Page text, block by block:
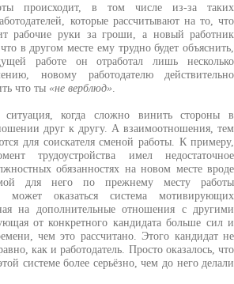
происходит, в том числе из-за таких
которые рассчитывают на то, что
рабочие руки за гроши, а новый работник
в другом месте ему трудно будет объяснить,
работе он отработал лишь несколько
новому работодателю действительно
что ты «не верблюд»
когда сложно винить стороны в
друг к другу. А взаимоотношения, тем
для соискателя сменой работы. К примеру,
трудоустройства имел недостаточное
обязанностях на новом месте вроде
для него по прежнему месту работы
может оказаться система мотивирующих
на дополнительные отношения с другими
от конкретного кандидата больше сил и
чем это рассчитано. Этого кандидат не
как и работодатель. Просто оказалось, что
системе более серьёзно, чем до него делали